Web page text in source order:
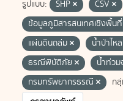
รูปแบบ: SHP CSV
ข้อมูลภูมิสารสนเทศเชิงพื้นที่
แผ่นดินถล่ม
น้ำป่าไห
ธรณีพิบัติภัย
น้ำท่ว
กรมทรัพยากรธรณี
ก